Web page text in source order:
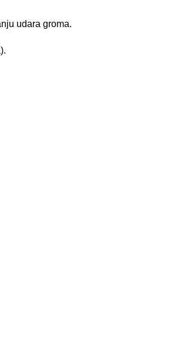
udara groma.